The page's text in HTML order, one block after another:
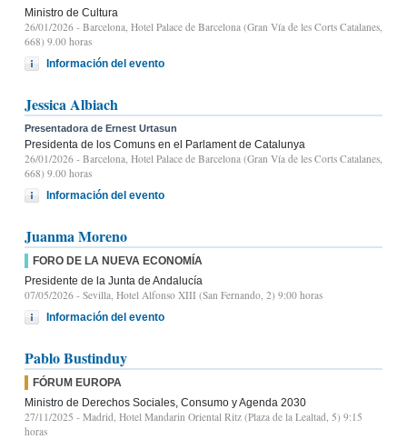
Ministro de Cultura
26/01/2026 - Barcelona, Hotel Palace de Barcelona (Gran Vía de les Corts Catalanes,
668) 9.00 horas
Información del evento
Jessica Albiach
Presentadora de Ernest Urtasun
Presidenta de los Comuns en el Parlament de Catalunya
26/01/2026 - Barcelona, Hotel Palace de Barcelona (Gran Vía de les Corts Catalanes,
668) 9.00 horas
Información del evento
Juanma Moreno
FORO DE LA NUEVA ECONOMÍA
Presidente de la Junta de Andalucía
07/05/2026 - Sevilla, Hotel Alfonso XIII (San Fernando, 2) 9:00 horas
Información del evento
Pablo Bustinduy
FÓRUM EUROPA
Ministro de Derechos Sociales, Consumo y Agenda 2030
27/11/2025 - Madrid, Hotel Mandarin Oriental Ritz (Plaza de la Lealtad, 5) 9:15
horas